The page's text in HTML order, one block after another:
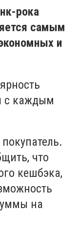
рока
самым
и
с каждым
что
кешбэка,
на